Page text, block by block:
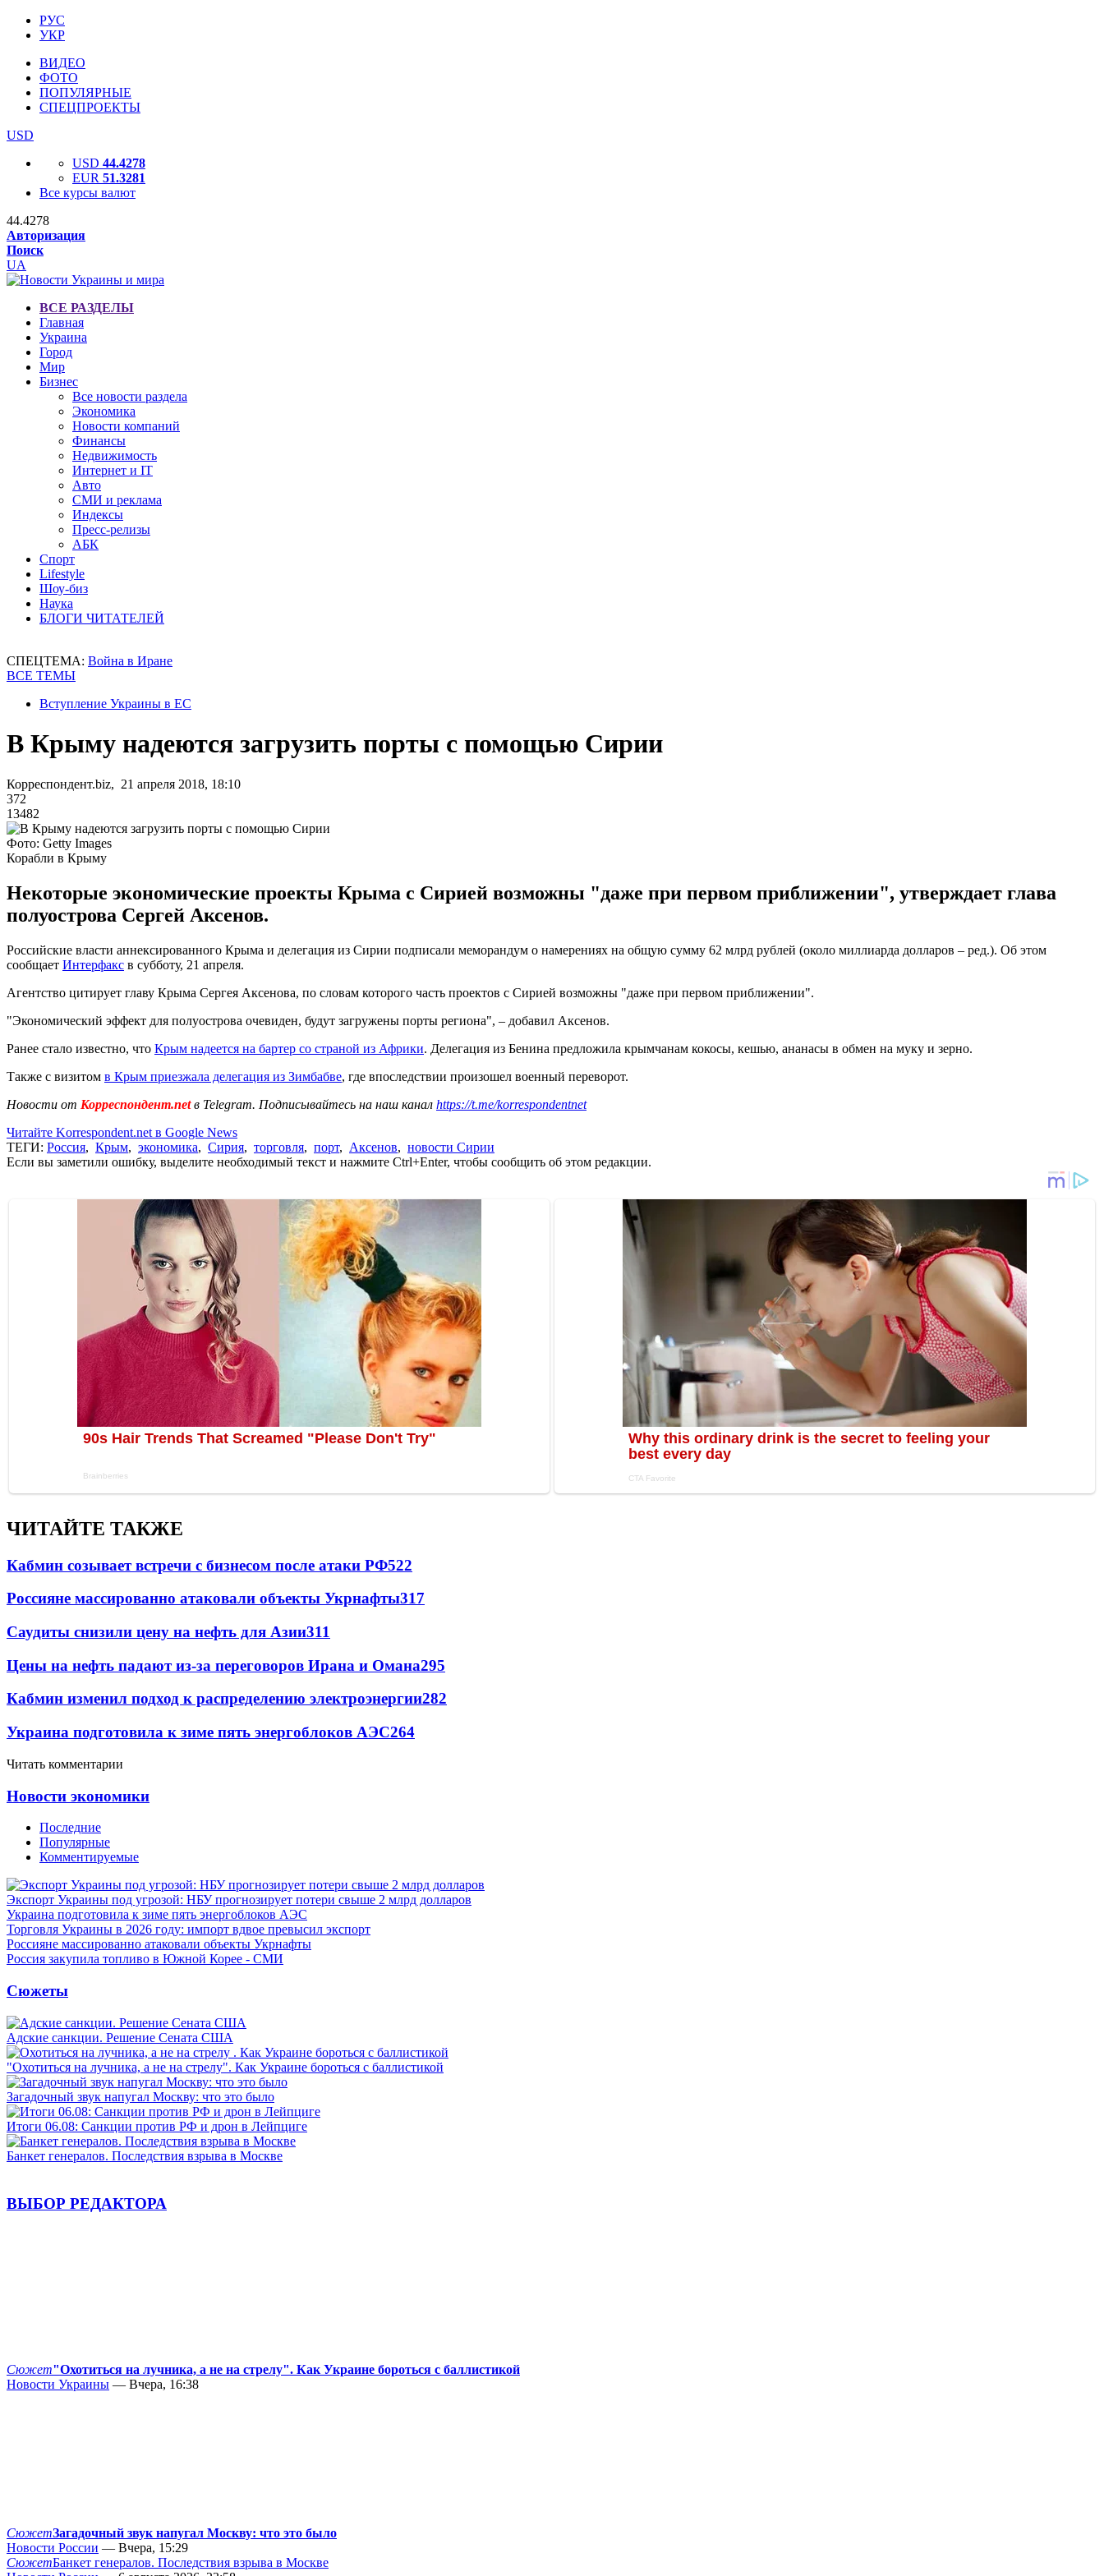
РУС
УКР
ВИДЕО
ФОТО
ПОПУЛЯРНЫЕ
СПЕЦПРОЕКТЫ
USD
USD 44.4278
EUR 51.3281
Все курсы валют
44.4278
Авторизация
Поиск
UA
ВСЕ РАЗДЕЛЫ
Главная
Украина
Город
Мир
Бизнес
Все новости раздела
Экономика
Новости компаний
Финансы
Недвижимость
Интернет и IT
Авто
СМИ и реклама
Индексы
Пресс-релизы
АБК
Спорт
Lifestyle
Шоу-биз
Наука
БЛОГИ ЧИТАТЕЛЕЙ
СПЕЦТЕМА: Война в Иране
ВСЕ ТЕМЫ
Вступление Украины в ЕС
В Крыму надеются загрузить порты с помощью Сирии
Корреспондент.biz, 21 апреля 2018, 18:10
372
13482
Фото: Getty Images
Корабли в Крыму
Некоторые экономические проекты Крыма с Сирией возможны "даже при первом приближении", утверждает глава
полуострова Сергей Аксенов.
Российские власти аннексированного Крыма и делегация из Сирии подписали меморандум о намерениях на общую сумму 62 млрд рублей (около миллиарда долларов – ред.). Об этом
сообщает Интерфакс в субботу, 21 апреля.
Агентство цитирует главу Крыма Сергея Аксенова, по словам которого часть проектов с Сирией возможны "даже при первом приближении".
"Экономический эффект для полуострова очевиден, будут загружены порты региона", – добавил Аксенов.
Ранее стало известно, что Крым надеется на бартер со страной из Африки. Делегация из Бенина предложила крымчанам кокосы, кешью, ананасы в обмен на муку и зерно.
Также с визитом в Крым приезжала делегация из Зимбабве, где впоследствии произошел военный переворот.
Новости от Корреспондент.netв Telegram. Подписывайтесь на наш канал https://t.me/korrespondentnet
Читайте Korrespondent.net в Google News
ТЕГИ: Россия, Крым, экономика, Сирия, торговля, порт, Аксенов, новости Сирии
Если вы заметили ошибку, выделите необходимый текст и нажмите Ctrl+Enter, чтобы сообщить об этом редакции.
ЧИТАЙТЕ ТАКЖЕ
Кабмин созывает встречи с бизнесом после атаки РФ522
Россияне массированно атаковали объекты Укрнафты317
Саудиты снизили цену на нефть для Азии311
Цены на нефть падают из-за переговоров Ирана и Омана295
Кабмин изменил подход к распределению электроэнергии282
Украина подготовила к зиме пять энергоблоков АЭС264
Читать комментарии
Новости экономики
Последние
Популярные
Комментируемые
Экспорт Украины под угрозой: НБУ прогнозирует потери свыше 2 млрд долларов
Украина подготовила к зиме пять энергоблоков АЭС
Торговля Украины в 2026 году: импорт вдвое превысил экспорт
Россияне массированно атаковали объекты Укрнафты
Россия закупила топливо в Южной Корее - СМИ
Сюжеты
Адские санкции. Решение Сената США
"Охотиться на лучника, а не на стрелу". Как Украине бороться с баллистикой
Загадочный звук напугал Москву: что это было
Итоги 06.08: Санкции против РФ и дрон в Лейпциге
Банкет генералов. Последствия взрыва в Москве
ВЫБОР РЕДАКТОРА
Сюжет"Охотиться на лучника, а не на стрелу". Как Украине бороться с баллистикой
Новости Украины — Вчера, 16:38
СюжетЗагадочный звук напугал Москву: что это было
Новости России — Вчера, 15:29
СюжетБанкет генералов. Последствия взрыва в Москве